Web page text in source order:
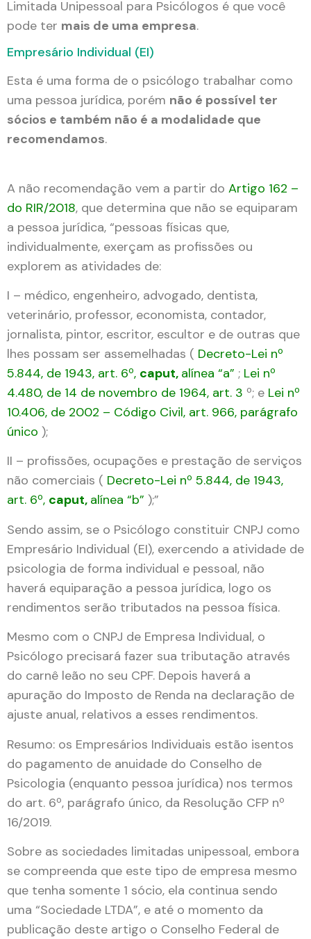
Limitada Unipessoal para Psicólogos é que você
pode ter mais de uma empresa.
Empresário Individual (EI)
Esta é uma forma de o psicólogo trabalhar como
uma pessoa jurídica, porém não é possível ter
sócios e também não é a modalidade que
recomendamos.
A não recomendação vem a partir do Artigo 162 –
do RIR/2018, que determina que não se equiparam
a pessoa jurídica, “pessoas físicas que,
individualmente, exerçam as profissões ou
explorem as atividades de:
I – médico, engenheiro, advogado, dentista,
veterinário, professor, economista, contador,
jornalista, pintor, escritor, escultor e de outras que
lhes possam ser assemelhadas ( Decreto-Lei nº
5.844, de 1943, art. 6º, caput, alínea “a” ; Lei nº
4.480, de 14 de novembro de 1964, art. 3 º; e Lei nº
10.406, de 2002 – Código Civil, art. 966, parágrafo
único );
II – profissões, ocupações e prestação de serviços
não comerciais ( Decreto-Lei nº 5.844, de 1943,
art. 6º, caput, alínea “b” );”
Sendo assim, se o Psicólogo constituir CNPJ como
Empresário Individual (EI), exercendo a atividade de
psicologia de forma individual e pessoal, não
haverá equiparação a pessoa jurídica, logo os
rendimentos serão tributados na pessoa física.
Mesmo com o CNPJ de Empresa Individual, o
Psicólogo precisará fazer sua tributação através
do carnê leão no seu CPF. Depois haverá a
apuração do Imposto de Renda na declaração de
ajuste anual, relativos a esses rendimentos.
Resumo: os Empresários Individuais estão isentos
do pagamento de anuidade do Conselho de
Psicologia (enquanto pessoa jurídica) nos termos
do art. 6º, parágrafo único, da Resolução CFP nº
16/2019.
Sobre as sociedades limitadas unipessoal, embora
se compreenda que este tipo de empresa mesmo
que tenha somente 1 sócio, ela continua sendo
uma “Sociedade LTDA”, e até o momento da
publicação deste artigo o Conselho Federal de